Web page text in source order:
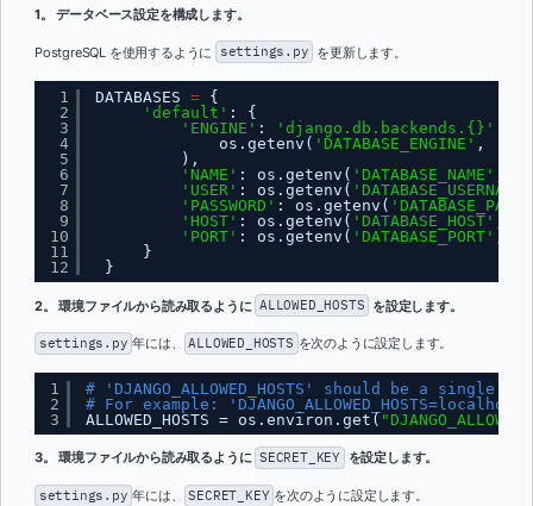
1。 データベース設定を構成します。
PostgreSQL を使用するように settings.py を更新します。
1
2
3
4
5
6
7
8
9
10
11
12
DATABASES =
{
'default' : {
'ENGINE' : 'django.db.backends.{}'
os.getenv( 'DATABASE_ENGINE' ,
),
'NAME' : os.getenv( 'DATABASE_NAME'
'USER' : os.getenv( 'DATABASE_USERNAME'
'PASSWORD' : os.getenv(
'HOST' : os.getenv( 'DATABASE_HOST'
'PORT' : os.getenv( 'DATABASE_PORT'
}
}
2。 環境ファイルから読み取るように ALLOWED_HOSTS を設定します。
settings.py 年には、 ALLOWED_HOSTS を次のように設定します。
1
2
3
# 'DJANGO_ALLOWED_HOSTS' should be a
# For example:
ALLOWED_HOSTS = os.environ.get(
3。 環境ファイルから読み取るように SECRET_KEY を設定します。
settings.py 年には、 SECRET_KEY を次のように設定します。